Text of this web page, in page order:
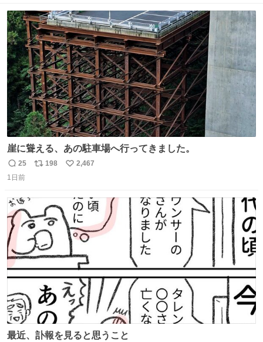
ト
数
数
崖に聳える、あの駐車場へ行ってきました。
返
信
25
リ
数
198
い
2,467
1日前
最近、訃報を見ると思うこと